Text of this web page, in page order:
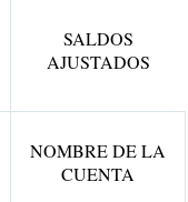
SALDOS
AJUSTADOS
NOMBRE DE LA
CUENTA